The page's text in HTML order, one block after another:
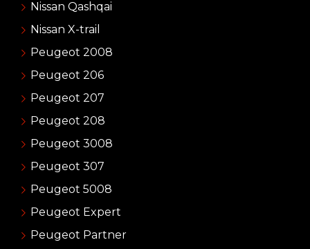
Nissan Qashqai
Nissan X-trail
Peugeot 2008
Peugeot 206
Peugeot 207
Peugeot 208
Peugeot 3008
Peugeot 307
Peugeot 5008
Peugeot Expert
Peugeot Partner